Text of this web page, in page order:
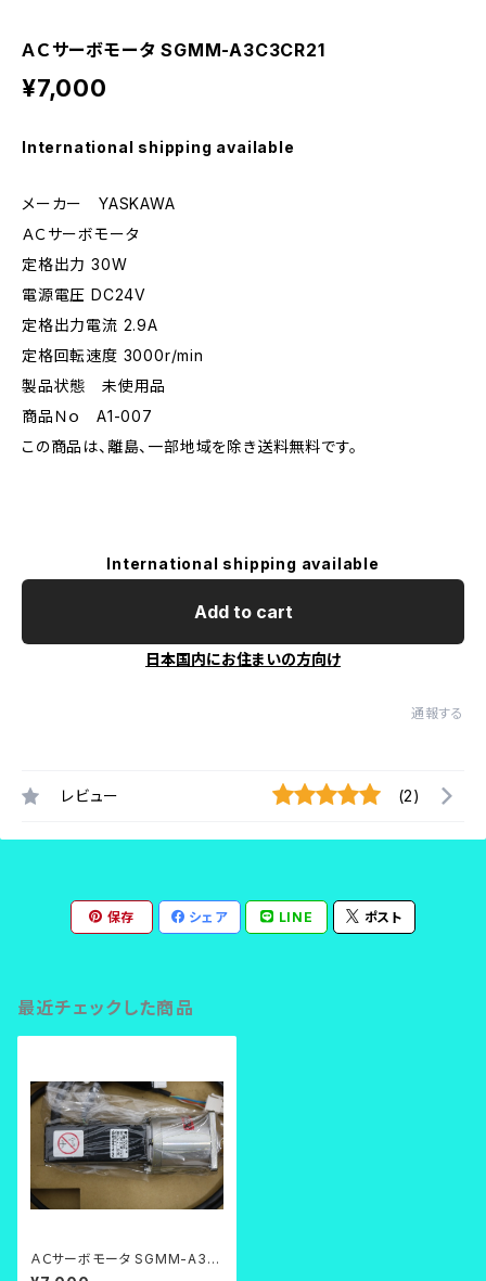
ＡＣサーボモータ SGMM-A3C3CR21
¥7,000
International shipping available
メーカー YASKAWA
ＡＣサーボモータ
定格出力 30W
電源電圧 DC24V
定格出力電流 2.9A
定格回転速度 3000r/min
製品状態 未使用品
商品Ｎｏ A1-007
この商品は、離島、一部地域を除き送料無料です。
International shipping available
Add to cart
日本国内にお住まいの方向け
通報する
レビュー (2)
保存 シェア LINE ポスト
最近チェックした商品
ＡＣサーボモータ SGMM-A3C
3CR21